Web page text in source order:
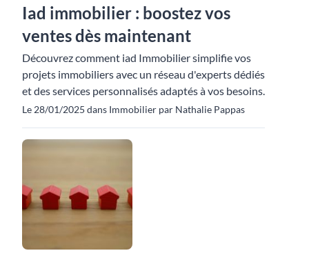
Iad immobilier : boostez vos
ventes dès maintenant
Découvrez comment iad Immobilier simplifie vos
projets immobiliers avec un réseau d'experts dédiés
et des services personnalisés adaptés à vos besoins.
Le 28/01/2025 dans Immobilier par Nathalie Pappas